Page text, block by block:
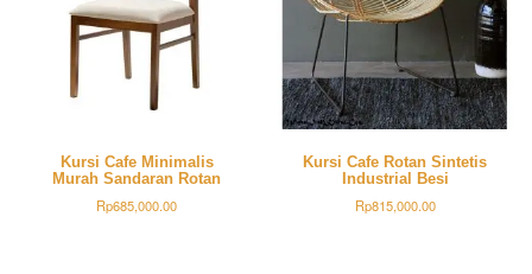
Kursi Cafe Minimalis
Murah Sandaran Rotan
Rp685,000.00
Kursi Cafe Rotan Sintetis
Industrial Besi
Rp815,000.00